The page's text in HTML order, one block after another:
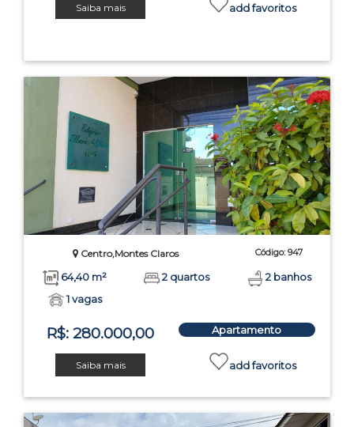
Saiba mais add favoritos
Centro,Montes Claros Código: 947
64,40 m² 2 quartos
2 banhos
1 vagas
R$: 280.000,00 Apartamento
Saiba mais add favoritos